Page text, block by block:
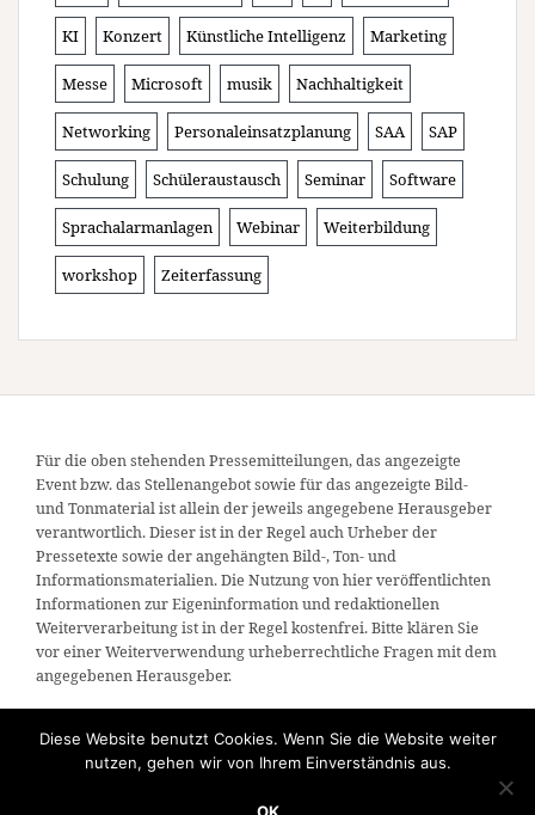
KI Konzert Künstliche Intelligenz Marketing
Messe Microsoft musik Nachhaltigkeit
Networking Personaleinsatzplanung SAA SAP
Schulung Schüleraustausch Seminar Software
Sprachalarmanlagen Webinar Weiterbildung
workshop Zeiterfassung
Für die oben stehenden Pressemitteilungen, das angezeigte
Event bzw. das Stellenangebot sowie für das angezeigte Bild-
und Tonmaterial ist allein der jeweils angegebene Herausgeber
verantwortlich. Dieser ist in der Regel auch Urheber der
Pressetexte sowie der angehängten Bild-, Ton- und
Informationsmaterialien. Die Nutzung von hier veröffentlichten
Informationen zur Eigeninformation und redaktionellen
Weiterverarbeitung ist in der Regel kostenfrei. Bitte klären Sie
vor einer Weiterverwendung urheberrechtliche Fragen mit dem
angegebenen Herausgeber.
Diese Website benutzt Cookies. Wenn Sie die Website weiter
nutzen, gehen wir von Ihrem Einverständnis aus.